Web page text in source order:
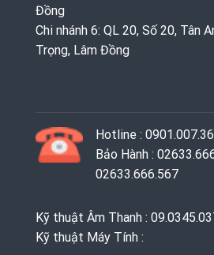
Đồng
Chi nhánh 6: QL 20, Số 20, Tân
Trọng, Lâm Đồng
Hotline :
Bảo Hành :
02633.666.567
Kỹ thuật Âm Thanh :
Kỹ thuật Máy Tính :